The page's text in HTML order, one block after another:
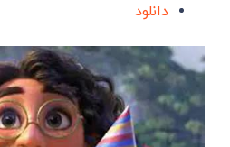
دانلود